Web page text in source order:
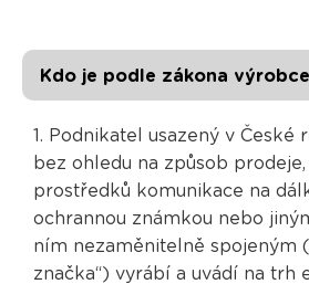
Kdo je podle zákona
1. Podnikatel usazený v České
bez ohledu na způsob
prostředků komunikace na
ochrannou známkou nebo
ním nezaměnitelně spojeným
značka“) vyrábí a uvádí na trh